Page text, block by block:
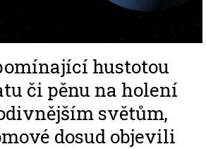
hustotou
či pěnu na holení
světům,
dosud objevili